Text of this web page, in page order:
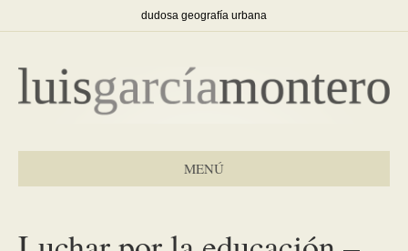
dudosa geografía urbana
MENÚ